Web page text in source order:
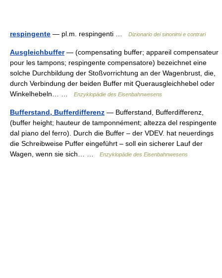
respingente — pl.m. respingenti … Dizionario dei sinonimi e contrari
Ausgleichbuffer— (compensating buffer; appareil compensateur
pour les tampons; respingente compensatore) bezeichnet eine
solche Durchbildung der Stoßvorrichtung an der Wagenbrust, die,
durch Verbindung der beiden Buffer mit Querausgleichhebel oder
Winkelhebeln… …
Enzyklopädie des Eisenbahnwesens
Bufferstand, Bufferdifferenz — Bufferstand, Bufferdifferenz,
(buffer height; hauteur de tamponnément; altezza del respingente
dal piano del ferro). Durch die Buffer – der VDEV. hat neuerdings
die Schreibweise Puffer eingeführt – soll ein sicherer Lauf der
Wagen, wenn sie sich… …
Enzyklopädie des Eisenbahnwesens